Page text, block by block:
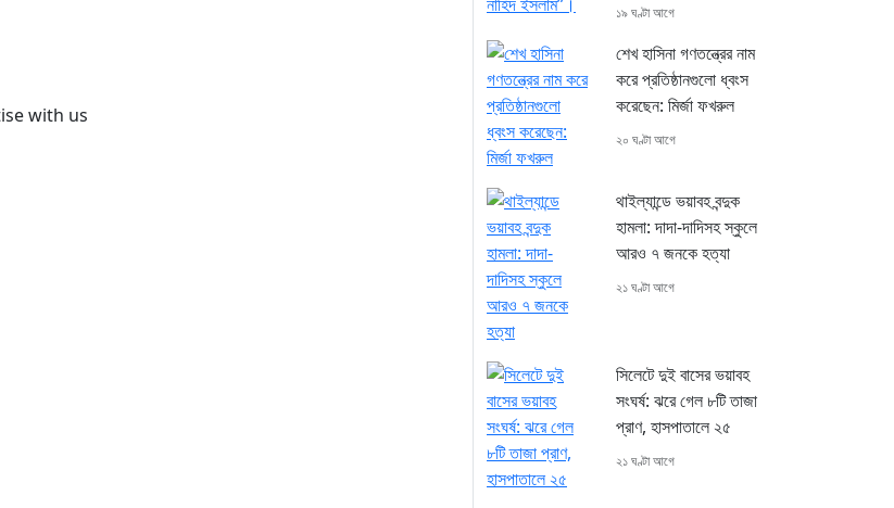
১৯ ঘণ্টা আগে
শেখ হাসিনা গণতন্ত্রের নাম
করে প্রতিষ্ঠানগুলো ধ্বংস
করেছেন: মির্জা ফখরুল
২০ ঘণ্টা আগে
থাইল্যান্ডে ভয়াবহ বন্দুক
হামলা: দাদা-দাদিসহ স্কুলে
আরও ৭ জনকে হত্যা
২১ ঘণ্টা আগে
সিলেটে দুই বাসের ভয়াবহ
সংঘর্ষ: ঝরে গেল ৮টি তাজা
প্রাণ, হাসপাতালে ২৫
২১ ঘণ্টা আগে